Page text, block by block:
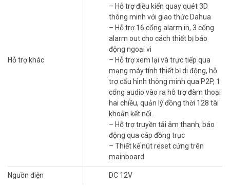
– Hỗ trợ ghi hình camera độ phân giải tất cả kênh: tất cả kênh
4K@(1-7 fps); 6MP@(1-10fps); 5MP@(1-12 fps); 4K-N/4 MP/3
MP@(1-15 fps); 4M-N/1080P/720P/960H/D1/CIF (1fps–
– Hỗ trợ kết nối nhiều nhãn hiệu camera IP (32 kênh) hỗ trợ lên đến
camera 8MP với chuẩn tương tích Onvif 16.12
– Hỗ trợ 1 ổ cứng tối đa 16TB, 2 cổng usb 2.0, 1 cổng mạng
RJ45(1000Mbps), 1 cổng RS485, hỗ trợ điều kiển quay quét 3D
– Hỗ trợ 16 cổng alarm in, 3 cổng alarm out cho cách thiết bị báo
– Hỗ trợ xem lại và trực tiếp qua mạng máy tính thiết bị di động, hỗ
trợ cấu hình thông minh qua P2P, 1 cổng audio vào ra hỗ trợ đàm
thoại hai chiều, quản lý đồng thời 128 tài khoản kết nối.
– Hỗ trợ truyền tải âm thanh, báo động qua cáp đồng trục
– Thiết kế nút reset cứng trên mainboard
Hỗ trợ khác
– Hỗ trợ điều kiển quay quét 3D
thông minh với giao thức Dahua
– Hỗ trợ 16 cổng alarm in, 3 cổng
alarm out cho cách thiết bị báo
động ngoại vi
– Hỗ trợ xem lại và trực tiếp qua
mạng máy tính thiết bị di động, hỗ
trợ cấu hình thông minh qua P2P, 1
cổng audio vào ra hỗ trợ đàm thoại
hai chiều, quản lý đồng thời 128 tài
khoản kết nối.
– Hỗ trợ truyền tải âm thanh, báo
động qua cáp đồng trục
– Thiết kế nút reset cứng trên
mainboard
Nguồn điện DC 12V